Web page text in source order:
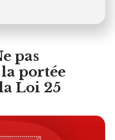
pas
portée
Loi 25